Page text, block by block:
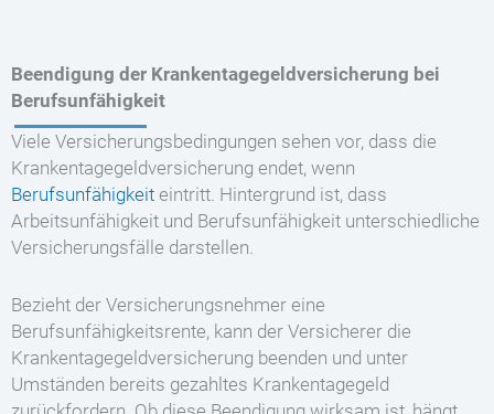
Beendigung der Krankentagegeldversicherung bei
Berufsunfähigkeit
Viele Versicherungsbedingungen sehen vor, dass die
Krankentagegeldversicherung endet, wenn
Berufsunfähigkeit eintritt. Hintergrund ist, dass
Arbeitsunfähigkeit und Berufsunfähigkeit unterschiedliche
Versicherungsfälle darstellen.
Bezieht der Versicherungsnehmer eine
Berufsunfähigkeitsrente, kann der Versicherer die
Krankentagegeldversicherung beenden und unter
Umständen bereits gezahltes Krankentagegeld